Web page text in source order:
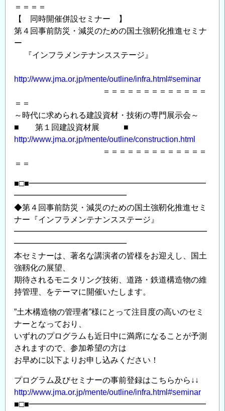
＝＝＝＝
【 同時開催併設セミナー 】
第４回事前防災・減災のための国土強靭化推進セミナ
ー
『インフラメンテナンスステージ』
http://www.jma.or.jp/mente/outline/infra.html#seminar
＝＝＝＝＝＝＝＝＝＝＝＝＝
＝＝
～時代に求められる建設資材・技術の専門展示会～
■ 第１回建設資材展 ■
http://www.jma.or.jp/mente/outline/construction.html
＝＝＝＝＝＝＝＝＝＝＝＝＝
＝＝
■□■━━━━━━━━━━━━━━━━━━━━━━
━━━━━━━━━━━━━━
◆第４回事前防災・減災のための国土強靭化推進セミ
ナー『インフラメンテナンスステージ』
━━━━━━━━━━━━━━━━━━━━━━━━
━━━━━━━━━━━━━━
本セミナーは、著名な講演者の皆様をお迎えし、国土
強靱化の展望、
期待されるモニタリング技術、道路・鉄道構造物の維
持管理、をテーマに開催いたします。
”土木構造物の管理者”様にとって注目度の高いのセミ
ナーとなっており、
いずれのプログラムも近日中に満席になることが予測
されますので、参加希望の方は
お早めに以下よりお申し込みください！
プログラム及びセミナーの事前登録はこちらから↓↓
http://www.jma.or.jp/mente/outline/infra.html#seminar
■□■━━━━━━━━━━━━━━━━━━━━━━